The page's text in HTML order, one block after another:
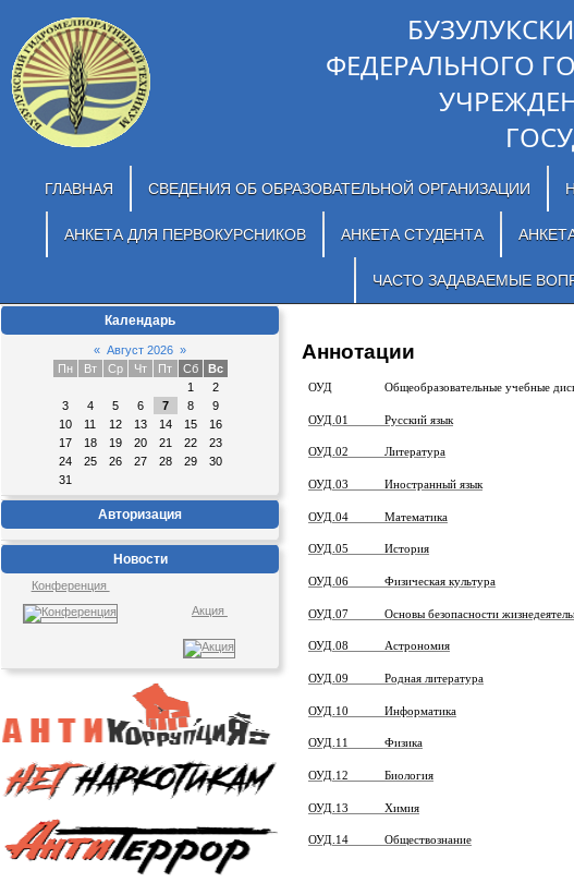
ФЕДЕРАЛЬНОГО
ГЛАВНАЯ СВЕДЕНИЯ ОБ ОБРАЗОВАТЕЛЬНОЙ ОРГАНИЗАЦИИ
АНКЕТА ДЛЯ ПЕРВОКУРСНИКОВ АНКЕТА СТУДЕНТА
ЧАСТО ЗАДАВАЕМЫЕ
Календарь
« Август 2026 »
Пн
Вт Ср Чт Пт Сб
Вс
1
2
3
4 5 6 7 8
9
10
11 12 13 14 15
16
17
18 19 20 21 22
23
24
25 26 27 28 29
30
31
Авторизация
Новости
Конференция
Акция
Аннотации
ОУД Общеобразовательные учебные
ОУД.01 Русский язык
ОУД.02 Литература
ОУД.03 Иностранный язык
ОУД.04 Математика
ОУД.05 История
ОУД.06 Физическая культура
ОУД.07 Основы безопасности
ОУД.08 Астрономия
ОУД.09 Родная литература
ОУД.10 Информатика
ОУД.11 Физика
ОУД.12 Биология
ОУД.13 Химия
ОУД.14 Обществознание